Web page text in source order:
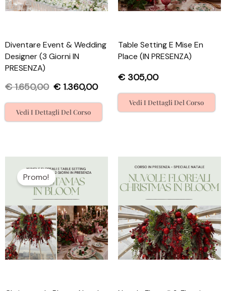
Diventare Event & Wedding
Designer (3 Giorni IN
PRESENZA)
€1.650,00 € 1.360,00
Vedi I Dettagli Del Corso
Table Setting E Mise En
Place (IN PRESENZA)
€ 305,00
Vedi I Dettagli Del Corso
prezzo
originale
€ 750,00.
prezzo
attuale
€ 690,00.
Promo!